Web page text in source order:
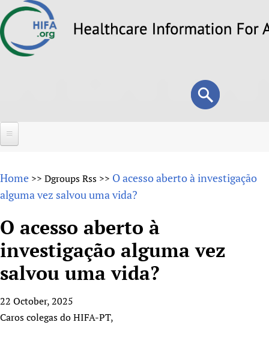
to
Search
form
Search
About
Why HIFA is needed
Vision and Strategy
HIFA, Universal Health Coverage and Human Rights
Achievements
Testimonials
HIFA (Healthcare Information For All)
How to use the HIFA forums
CHIFA (child health and rights)
HIFA-French
HIFA-Portuguese
Projects
New! SPOTLIGHTS
mHealth
Open access
People
Country representatives
Support
Home >> Dgroups Rss >> O acesso aberto à investigação
alguma vez salvou uma vida?
O acesso aberto à
investigação alguma vez
salvou uma vida?
22 October, 2025
Caros colegas do HIFA-PT,